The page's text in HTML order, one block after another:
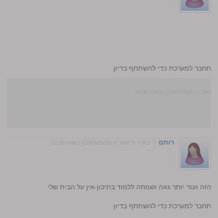
התחבר למערכת כדי להשתתף בדיון
רותם כ׳ באדר ה׳תשע״ה (11/03/2015) בשעה 21:59
ועוד יותר גאה ושמחה ללמוד בתיכון-אין על הבית שלי
התחבר למערכת כדי להשתתף בדיון